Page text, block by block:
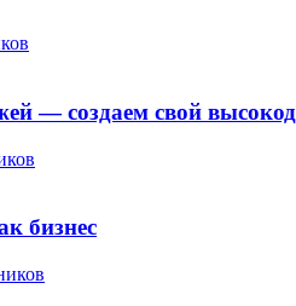
— создаем свой
бизнес